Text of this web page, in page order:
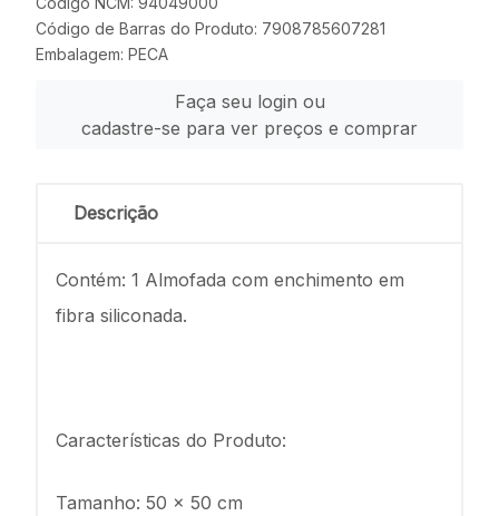
Código de Barras do Produto: 7908785607281
Embalagem: PECA
Faça seu login ou
cadastre-se para ver preços e comprar
Descrição
Contém: 1 Almofada com enchimento em
fibra siliconada.
Características do Produto:
Tamanho: 50 x 50 cm